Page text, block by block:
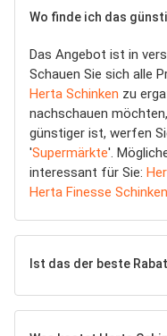
Wo finde ich das
Das Angebot ist in
Schauen Sie sich alle
Herta Schinken zu
nachschauen
günstiger ist, werfen
'Supermärkte'.
interessant für Sie:
Herta Finesse Schinken
Ist das der beste